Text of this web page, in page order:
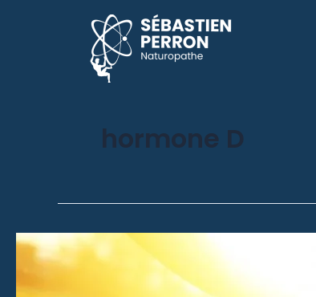
hormone D